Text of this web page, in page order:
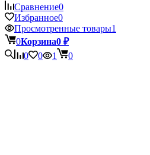
Сравнение0
Избранное0
Просмотренные товары1
0Корзина0 ₽
0
0 1 0